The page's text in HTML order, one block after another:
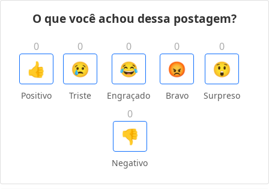
O que você achou dessa postagem?
0
👍
Positivo
0
😢
Triste
0
😂
Engraçado
0
😡
Bravo
0
😲
Surpreso
0
👎
Negativo